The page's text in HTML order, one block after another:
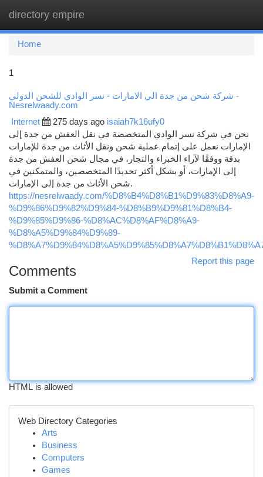
directory empire
Home
1
شركة شحن من جدة الي الامارات - نسر الوادي للشحن الدولي -
Nesrelwaady.com
Internet 275 days ago isaiah7k16ufy0
نحن في شركة نسر الوادي المتخصصة في نقل العفش من جدة إلى
الإمارات نعمل على إتمام عملية شحن ونقل الأثاث من جدة للإمارات
بدقة ووفقًا لآراء الخبراء والتجار، في مجال شحن العفش من جدة
إلى الإمارات، أو بشكل أكثر تحديدًا المتخصصين، والمتمكنين في
شحن الأثاث من جدة إلى الإمارات.
https://nesrelwaady.com/%D8%B4%D8%B1%D9%83%D8%A9-
%D9%86%D9%82%D9%84-%D8%B9%D9%81%D8%B4-
%D9%85%D9%86-%D8%AC%D8%AF%D8%A9-
%D8%A5%D9%84%D9%89-
Report this page
Comments
Submit a Comment
HTML is allowed
Web Directory Categories
Arts
Business
Computers
Games